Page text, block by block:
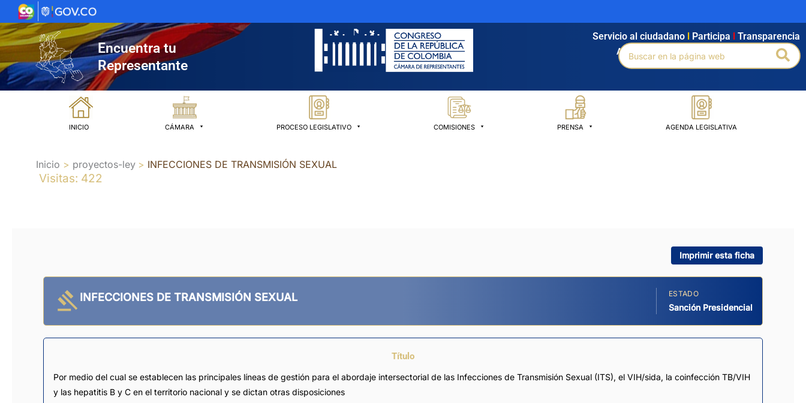
al
contenido
Encuentra tu
Representante
Agendamiento Intranet Búsqueda avanzada
Servicio al ciudadano Participa Transparencia
Buscar
por:
INICIO CÁMARA PROCESO LEGISLATIVO COMISIONES PRENSA AGENDA LEGISLATIVA
Inicio proyectos-ley INFECCIONES DE TRANSMISIÓN SEXUAL
Visitas: 422
Imprimir esta ficha
INFECCIONES DE TRANSMISIÓN SEXUAL ESTADO
Sanción Presidencial
Título
Por medio del cual se establecen las principales líneas de gestión para el abordaje intersectorial de las Infecciones de Transmisión Sexual (ITS), el VIH/sida, la coinfección TB/VIH
y las hepatitis B y C en el territorio nacional y se dictan otras disposiciones